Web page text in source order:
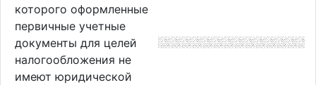
которого оформленные
первичные учетные
документы для целей
налогообложения не
имеют юридической